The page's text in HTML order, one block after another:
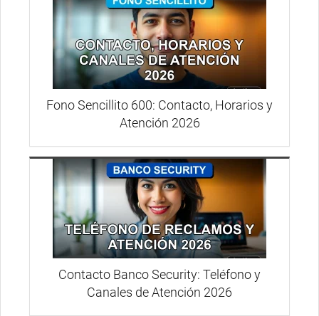
Fono Sencillito 600: Contacto, Horarios y
Atención 2026
Contacto Banco Security: Teléfono y
Canales de Atención 2026